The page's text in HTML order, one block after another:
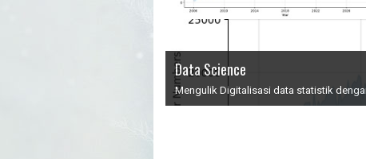
IC Timer 555 yang Multifungsi
Data Science
Mengulik Digitalisasi data statistik
JAM DIGITAL 6 DIGIT TANPA MICRO
Node Red - Kontrol Industri 4.0